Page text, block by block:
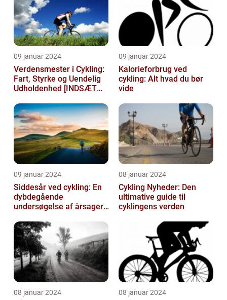
09 januar 2024
Verdensmester i Cykling:
Fart, Styrke og Uendelig
Udholdenhed [INDSÆT
09 januar 2024
Kalorieforbrug ved
cykling: Alt hvad du bør
vide
09 januar 2024
Siddesår ved cykling: En
dybdegående
undersøgelse af årsager,
behandling
08 januar 2024
Cykling Nyheder: Den
ultimative guide til
cyklingens verden
08 januar 2024 08 januar 2024